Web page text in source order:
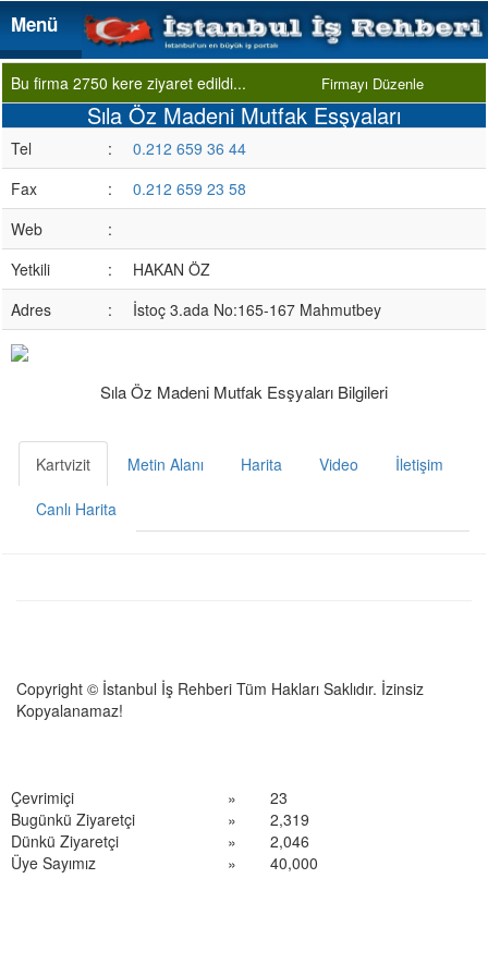
Menü
Menü
Bu firma 2750 kere ziyaret edildi... Firmayı Düzenle
Sıla Öz Madeni Mutfak Esşyaları
Tel :
0.212 659 36 44
Fax
:
0.212 659 23 58
Web
:
Yetkili
:
HAKAN ÖZ
Adres
: İstoç 3.ada No:165-167 Mahmutbey
Sıla Öz Madeni Mutfak Esşyaları Bilgileri
Kartvizit Metin Alanı Harita Video İletişim
Canlı Harita
Copyright © İstanbul İş Rehberi Tüm Hakları Saklıdır. İzinsiz
Kopyalanamaz!
Çevrimiçi »
23
Bugünkü Ziyaretçi
»
2,319
Dünkü Ziyaretçi
»
2,046
Üye Sayımız
» 40,000